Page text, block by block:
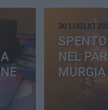
30 LUGLIO
NEL